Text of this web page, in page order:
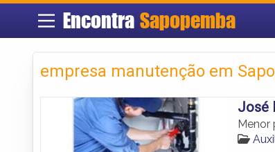
Encontra Sapopemba
empresa manutenção em
José
Menor